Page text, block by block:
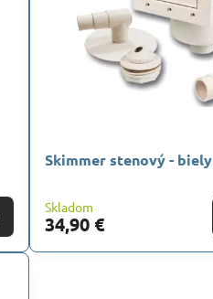
Skimmer stenový - biely
Skladom
34,90 €